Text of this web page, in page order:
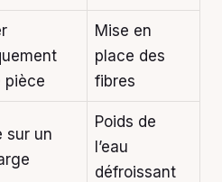
pièce
Mise en
place des
fibres
sur un
Poids de
l’eau
défroissant